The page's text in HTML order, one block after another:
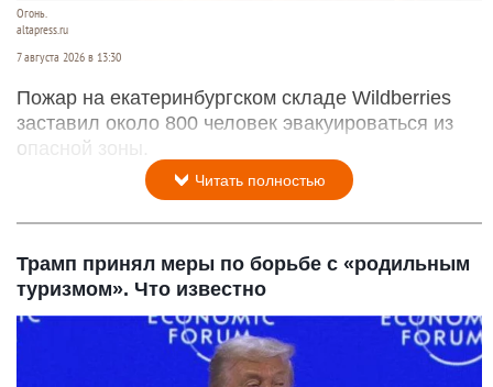
Огонь.
altapress.ru
7 августа 2026 в 13:30
Пожар на екатеринбургском складе Wildberries
заставил около 800 человек эвакуироваться из
опасной зоны.
Читать полностью
Трамп принял меры по борьбе с «родильным
туризмом». Что известно